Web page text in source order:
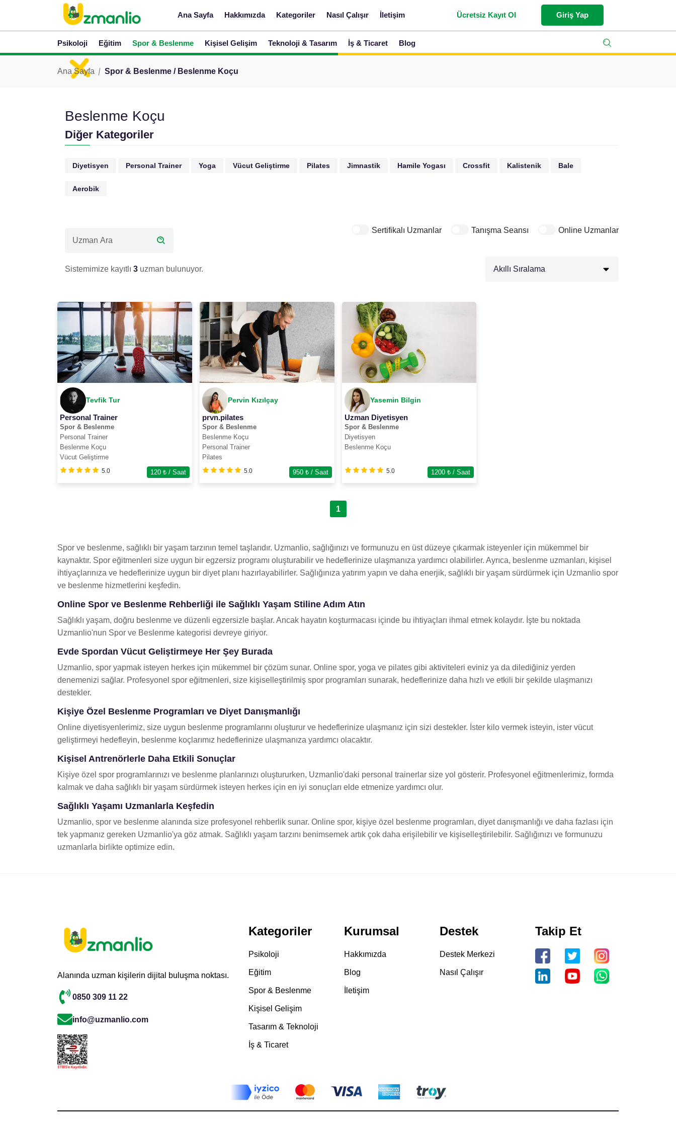
Ana Sayfa Hakkımızda Kategoriler Nasıl Çalışır İletişim Ücretsiz Kayıt Ol Giriş Yap
Psikoloji Eğitim Spor & Beslenme Kişisel Gelişim Teknoloji & Tasarım İş & Ticaret Blog
Ana Sayfa Spor & Beslenme / Beslenme Koçu
Beslenme Koçu
Diğer Kategoriler
Diyetisyen Personal Trainer Yoga Vücut Geliştirme Pilates Jimnastik Hamile Yogası Crossfit Kalistenik Bale
Aerobik
Sertifikalı Uzmanlar Tanışma Seansı Online Uzmanlar
Sistemimize kayıtlı 3 uzman bulunuyor.
Tevfik Tur
Personal Trainer
Spor & Beslenme
Personal Trainer
Beslenme Koçu
Vücut Geliştirme
5.0 120₺ / Saat
Pervin Kızılçay
prvn.pilates
Spor & Beslenme
Beslenme Koçu
Personal Trainer
Pilates
5.0 950₺ / Saat
Yasemin Bilgin
Uzman Diyetisyen
Spor & Beslenme
Diyetisyen
Beslenme Koçu
5.0 1200 ₺ / Saat
1
Spor ve beslenme, sağlıklı bir yaşam tarzının temel taşlarıdır. Uzmanlio, sağlığınızı ve formunuzu en üst düzeye çıkarmak isteyenler için mükemmel bir
kaynaktır. Spor eğitmenleri size uygun bir egzersiz programı oluşturabilir ve hedeflerinize ulaşmanıza yardımcı olabilirler. Ayrıca, beslenme uzmanları, kişisel
ihtiyaçlarınıza ve hedeflerinize uygun bir diyet planı hazırlayabilirler. Sağlığınıza yatırım yapın ve daha enerjik, sağlıklı bir yaşam sürdürmek için Uzmanlio spor
ve beslenme hizmetlerini keşfedin.
Online Spor ve Beslenme Rehberliği ile Sağlıklı Yaşam Stiline Adım Atın
Sağlıklı yaşam, doğru beslenme ve düzenli egzersizle başlar. Ancak hayatın koşturmacası içinde bu ihtiyaçları ihmal etmek kolaydır. İşte bu noktada
Uzmanlio'nun Spor ve Beslenme kategorisi devreye giriyor.
Evde Spordan Vücut Geliştirmeye Her Şey Burada
Uzmanlio, spor yapmak isteyen herkes için mükemmel bir çözüm sunar. Online spor, yoga ve pilates gibi aktiviteleri eviniz ya da dilediğiniz yerden
denemenizi sağlar. Profesyonel spor eğitmenleri, size kişiselleştirilmiş spor programları sunarak, hedeflerinize daha hızlı ve etkili bir şekilde ulaşmanızı
destekler.
Kişiye Özel Beslenme Programları ve Diyet Danışmanlığı
Online diyetisyenlerimiz, size uygun beslenme programlarını oluşturur ve hedeflerinize ulaşmanız için sizi destekler. İster kilo vermek isteyin, ister vücut
geliştirmeyi hedefleyin, beslenme koçlarımız hedeflerinize ulaşmanıza yardımcı olacaktır.
Kişisel Antrenörlerle Daha Etkili Sonuçlar
Kişiye özel spor programlarınızı ve beslenme planlarınızı oluştururken, Uzmanlio'daki personal trainerlar size yol gösterir. Profesyonel eğitmenlerimiz, formda
kalmak ve daha sağlıklı bir yaşam sürdürmek isteyen herkes için en iyi sonuçları elde etmenize yardımcı olur.
Sağlıklı Yaşamı Uzmanlarla Keşfedin
Uzmanlio, spor ve beslenme alanında size profesyonel rehberlik sunar. Online spor, kişiye özel beslenme programları, diyet danışmanlığı ve daha fazlası için
tek yapmanız gereken Uzmanlio'ya göz atmak. Sağlıklı yaşam tarzını benimsemek artık çok daha erişilebilir ve kişiselleştirilebilir. Sağlığınızı ve formunuzu
uzmanlarla birlikte optimize edin.
Alanında uzman kişilerin dijital buluşma noktası.
0850 309 11 22
info@uzmanlio.com
Kategoriler
Psikoloji
Eğitim
Spor & Beslenme
Kişisel Gelişim
Tasarım & Teknoloji
İş & Ticaret
Kurumsal
Hakkımızda
Blog
İletişim
Destek
Destek Merkezi
Nasıl Çalışır
Takip Et